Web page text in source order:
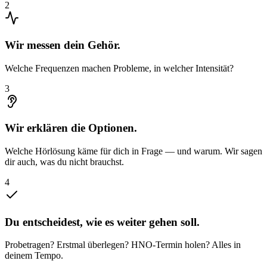
2
Wir messen dein Gehör.
Welche Frequenzen machen Probleme, in welcher Intensität?
3
Wir erklären die Optionen.
Welche Hörlösung käme für dich in Frage — und warum. Wir sagen
dir auch, was du nicht brauchst.
4
Du entscheidest, wie es weiter gehen soll.
Probetragen? Erstmal überlegen? HNO-Termin holen? Alles in
deinem Tempo.